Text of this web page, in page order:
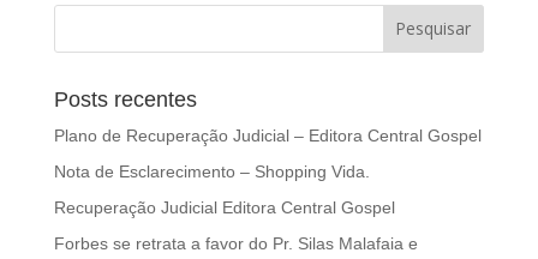
Posts recentes
Plano de Recuperação Judicial – Editora Central Gospel
Nota de Esclarecimento – Shopping Vida.
Recuperação Judicial Editora Central Gospel
Forbes se retrata a favor do Pr. Silas Malafaia e